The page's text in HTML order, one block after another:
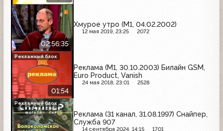
02:56:35
Хмурое утро (М1, 04.02.2002)
12 мая 2019, 23:25 2072
01:54
Реклама (М1, 30.10.2003) Билайн GSM,
Euro Product, Vanish
24 мая 2018, 23:01 2528
Рекламный блок
Реклама (31 канал, 31.08.1997) Снайпер,
Служба 907
14 сентября 2024, 14:15 1701
Рекламный блок